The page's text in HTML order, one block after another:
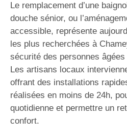
Le remplacement d’une
douche sénior, ou
accessible, représente
les plus recherchées à
sécurité des personnes
Les artisans locaux
offrant des installations
réalisées en moins de 24h,
quotidienne et permettre un
confort.